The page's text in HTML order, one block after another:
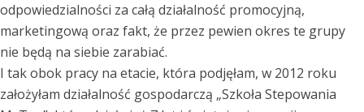
odpowiedzialności za całą działalność promocyjną,
marketingową oraz fakt, że przez pewien okres te grupy
nie będą na siebie zarabiać.
I tak obok pracy na etacie, która podjęłam, w 2012 roku
założyłam działalność gospodarczą „Szkoła Stepowania